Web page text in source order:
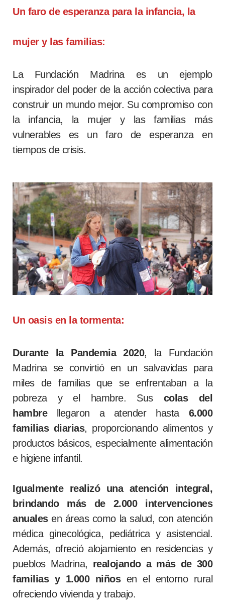
Un faro de esperanza para la infancia, la
mujer y las familias:
La Fundación Madrina es un ejemplo
inspirador del poder de la acción colectiva para
construir un mundo mejor. Su compromiso con
la infancia, la mujer y las familias más
vulnerables es un faro de esperanza en
tiempos de crisis.
Un oasis en la tormenta:
Durante laPandemia 2020, la Fundación
Madrina se convirtió en un salvavidas para
miles de familias que se enfrentaban a la
pobreza y el hambre. Sus colas del
hambrellegaron a atender hasta 6.000
familias diarias, proporcionando alimentos y
productos básicos, especialmente alimentación
e higiene infantil.
Igualmente realizó unaatención integral,
brindandomás de 2.000 intervenciones
anualesen áreas como la salud, con atención
médica ginecológica, pediátrica y asistencial.
Además, ofreció alojamiento en residencias y
pueblos Madrina, realojando a más de 300
familias y 1.000 niñosen el entorno rural
ofreciendo vivienda y trabajo.